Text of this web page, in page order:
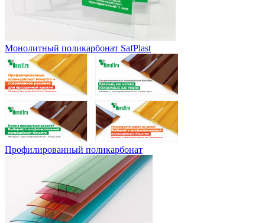
Монолитный поликарбонат SafPlast
Профилированный поликарбонат